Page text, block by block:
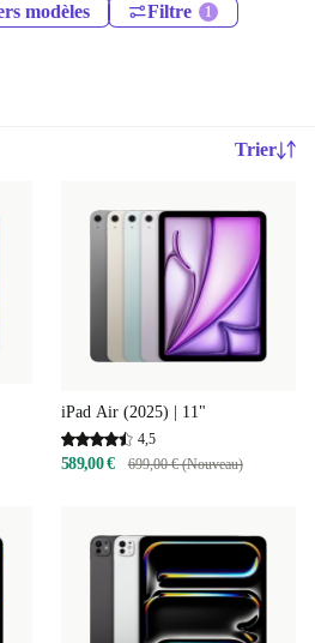
modèles Filtre
Trier
iPad Air (2025) | 11"
4,5
589,00 € 699,00 € (Nouveau)